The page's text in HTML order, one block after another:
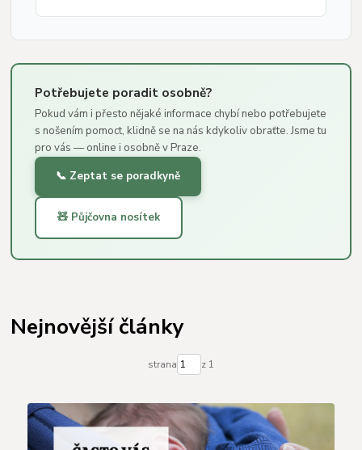
Potřebujete poradit osobně?
Pokud vám i přesto nějaké informace chybí nebo potřebujete
s nošením pomoct, klidně se na nás kdykoliv obraťte. Jsme tu
pro vás — online i osobně v Praze.
📞 Zeptat se poradkyně
🧸 Půjčovna nosítek
Nejnovější články
strana z 1